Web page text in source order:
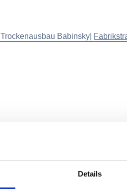
Details
Trockenausbau Babinsky|